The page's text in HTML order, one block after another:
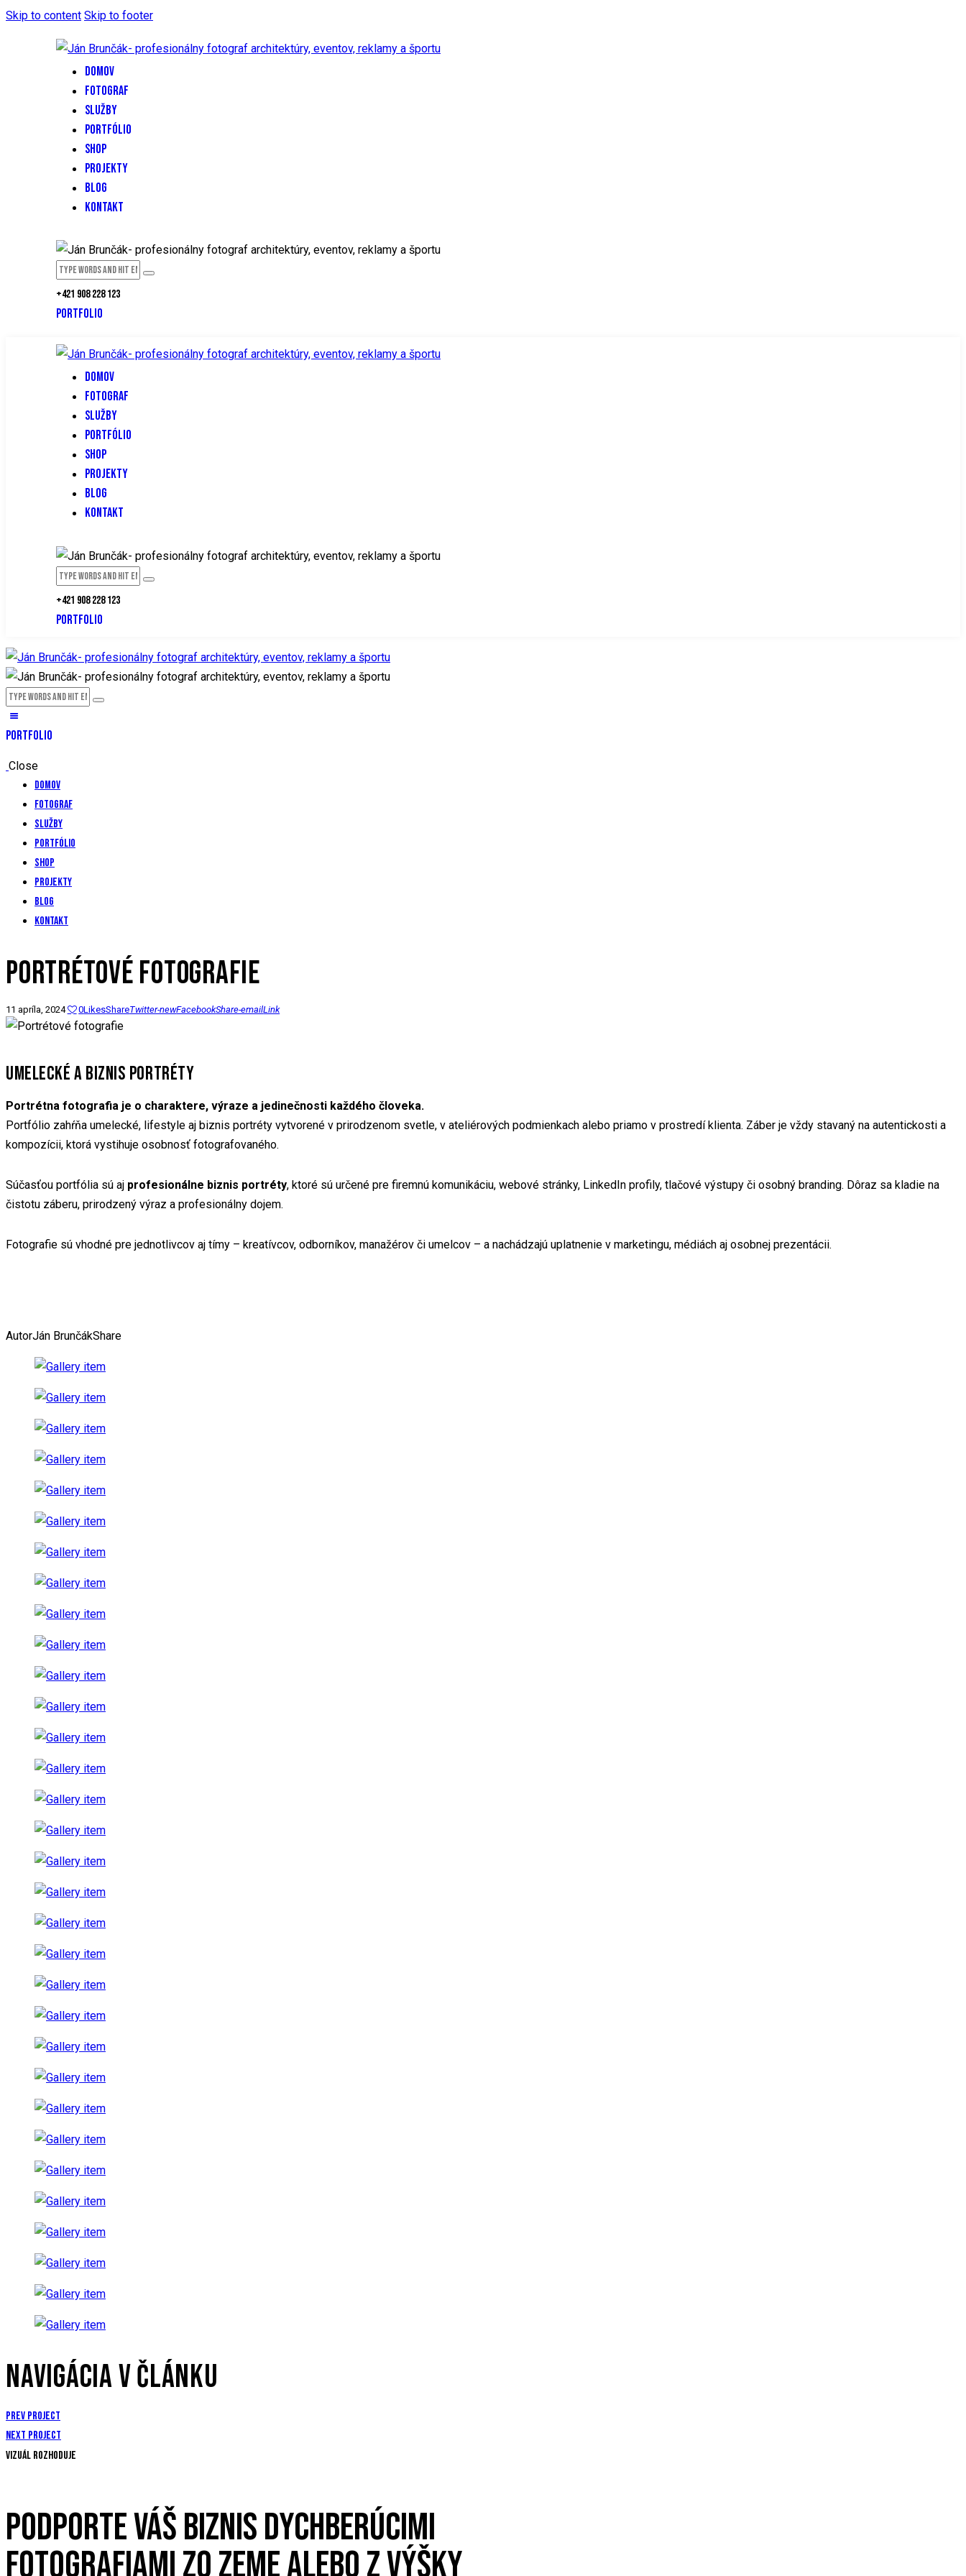
Skip to content Skip to footer
DOMOV
FOTOGRAF
SLUŽBY
PORTFÓLIO
SHOP
PROJEKTY
BLOG
KONTAKT
+421 908 228 123
PORTFOLIO
DOMOV
FOTOGRAF
SLUŽBY
PORTFÓLIO
SHOP
PROJEKTY
BLOG
KONTAKT
+421 908 228 123
PORTFOLIO
PORTFOLIO
Close
Domov
Fotograf
Služby
Portfólio
Shop
Projekty
Blog
Kontakt
PORTRÉTOVÉ FOTOGRAFIE
11 apríla, 2024 0LikesShareTwitter-newFacebookShare-emailLink
UMELECKÉ A BIZNIS PORTRÉTY
Portrétna fotografia je o charaktere, výraze a jedinečnosti každého človeka.
Portfólio zahŕňa umelecké, lifestyle aj biznis portréty vytvorené v prirodzenom svetle, v ateliérových podmienkach alebo priamo v prostredí klienta. Záber je vždy stavaný na autentickosti a
kompozícii, ktorá vystihuje osobnosť fotografovaného.
Súčasťou portfólia sú aj profesionálne biznis portréty, ktoré sú určené pre firemnú komunikáciu, webové stránky, LinkedIn profily, tlačové výstupy či osobný branding. Dôraz sa kladie na
čistotu záberu, prirodzený výraz a profesionálny dojem.
Fotografie sú vhodné pre jednotlivcov aj tímy – kreatívcov, odborníkov, manažérov či umelcov – a nachádzajú uplatnenie v marketingu, médiách aj osobnej prezentácii.
AutorJán BrunčákShare
NAVIGÁCIA V ČLÁNKU
Prev Project
Next Project
Vizuál rozhoduje
PODPORTE VÁŠ BIZNIS DYCHBERÚCIMI
FOTOGRAFIAMI ZO ZEME ALEBO Z VÝŠKY